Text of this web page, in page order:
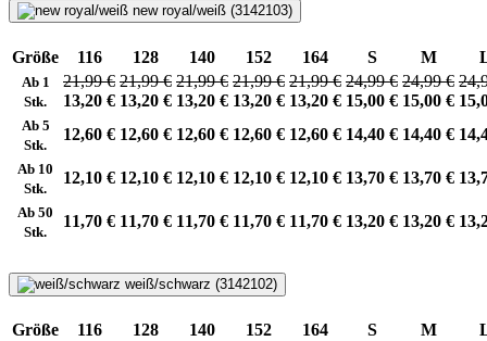
new royal/weiß (3142103)
Größe 116 128 140 152 164 S M
Ab 1
Stk.
21,99 €
13,20 €
21,99 €
13,20 €
21,99 €
13,20 €
21,99 €
13,20 €
21,99 €
13,20 €
24,99 €
15,00 €
24,99 €
15,00 €
Ab 5
Stk.
12,60 € 12,60 € 12,60 € 12,60 € 12,60 € 14,40 € 14,40 €
Ab 10
Stk.
12,10 € 12,10 € 12,10 € 12,10 € 12,10 € 13,70 € 13,70 €
Ab 50
Stk.
11,70 € 11,70 € 11,70 € 11,70 € 11,70 € 13,20 € 13,20 €
weiß/schwarz (3142102)
Größe 116 128 140 152 164 S M